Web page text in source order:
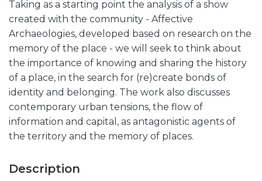
Taking as a starting point the analysis of a show
created with the community - Affective
Archaeologies, developed based on research on the
memory of the place - we will seek to think about
the importance of knowing and sharing the history
of a place, in the search for (re)create bonds of
identity and belonging. The work also discusses
contemporary urban tensions, the flow of
information and capital, as antagonistic agents of
the territory and the memory of places.
Description